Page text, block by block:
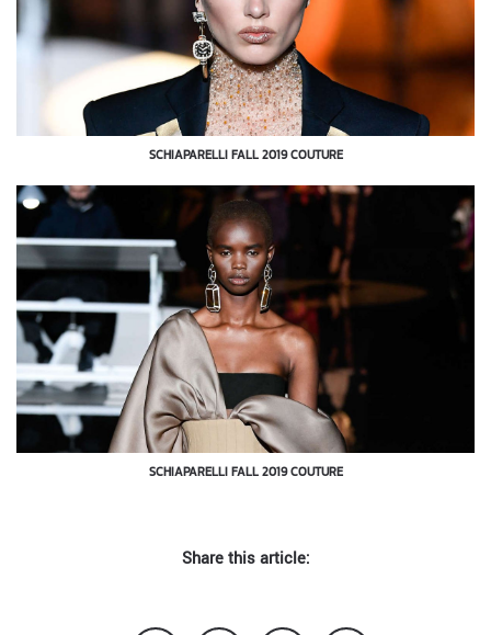
SCHIAPARELLI FALL 2019 COUTURE
SCHIAPARELLI FALL 2019 COUTURE
Share this article: